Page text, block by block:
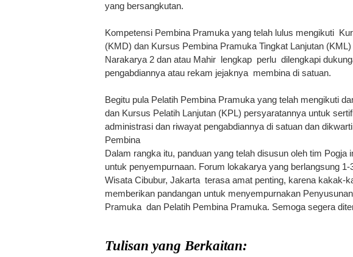
yang bersangkutan.
Kompetensi Pembina Pramuka yang telah lulus mengikuti
(KMD) dan Kursus Pembina Pramuka Tingkat Lanjutan
Narakarya 2 dan atau Mahir lengkap perlu dilengkapi
pengabdiannya atau rekam jejaknya membina di satuan.
Begitu pula Pelatih Pembina Pramuka yang telah mengikuti
dan Kursus Pelatih Lanjutan (KPL) persyaratannya untuk
administrasi dan riwayat pengabdiannya di satuan dan
Pembina
Dalam rangka itu, panduan yang telah disusun oleh tim
untuk penyempurnaan. Forum lokakarya yang berlangsung
Wisata Cibubur, Jakarta terasa amat penting, karena kakak-
memberikan pandangan untuk menyempurnakan
Pramuka dan Pelatih Pembina Pramuka. Semoga segera
Tulisan yang Berkaitan: